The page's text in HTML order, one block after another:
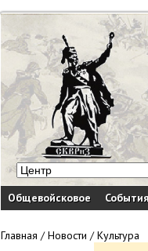
Общевойсковое
Главная /Новости /Культура